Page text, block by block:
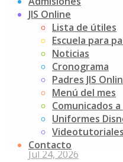
JIS Online
Lista de útiles
Escuela para
Noticias
Cronograma
Padres JIS
Menú del mes
Comunicados
Uniformes
Videotutoriales
Contacto
Buscar
Noticias
Futuros indagadores
Jul 24, 2026